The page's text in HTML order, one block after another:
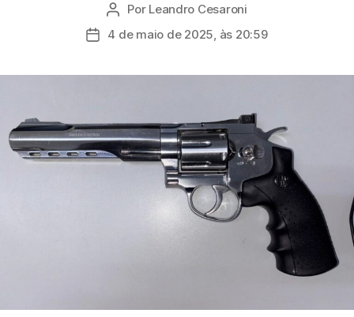
Autor
do
Por Leandro Cesaroni
Data4 de maio de 2025, às 20:59